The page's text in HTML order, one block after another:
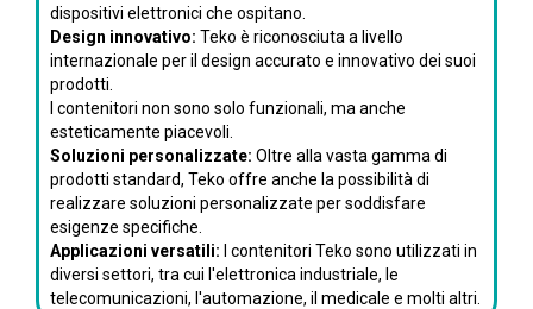
dispositivi elettronici che ospitano.
Design innovativo: Teko è riconosciuta a livello
internazionale per il design accurato e innovativo dei suoi
prodotti.
I contenitori non sono solo funzionali, ma anche
esteticamente piacevoli.
Soluzioni personalizzate: Oltre alla vasta gamma di
prodotti standard, Teko offre anche la possibilità di
realizzare soluzioni personalizzate per soddisfare
esigenze specifiche.
Applicazioni versatili: I contenitori Teko sono utilizzati in
diversi settori, tra cui l'elettronica industriale, le
telecomunicazioni, l'automazione, il medicale e molti altri.